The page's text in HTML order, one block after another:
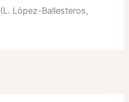
(L. López-Ballesteros,